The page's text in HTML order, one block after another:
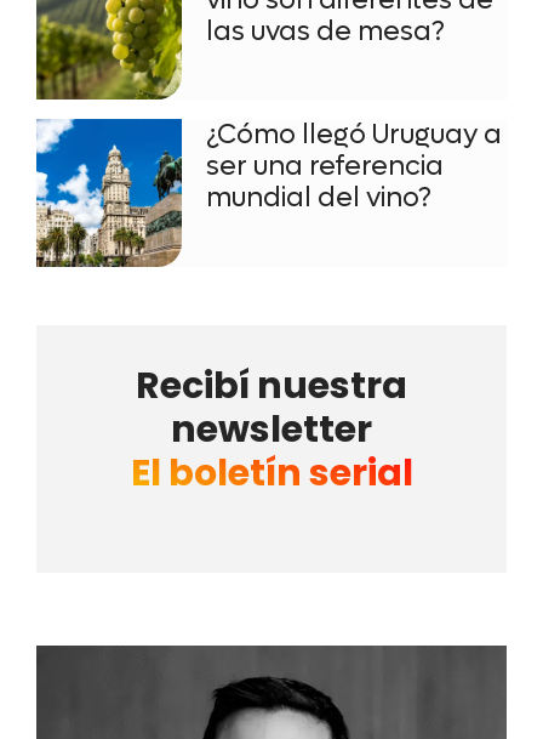
las uvas de mesa?
¿Cómo llegó Uruguay a
ser una referencia
mundial del vino?
Recibí nuestra
newsletter
El boletín serial